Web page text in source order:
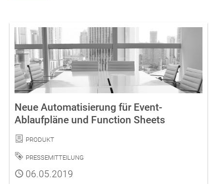
Neue Automatisierung für Event-
Ablaufpläne und Function Sheets
Kategorie
Produkt
Schlagwort
Pressemitteilung
Publiziert
06.05.2019